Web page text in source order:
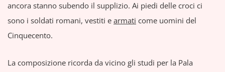
ancora stanno subendo il supplizio. Ai piedi delle croci ci
sono i soldati romani, vestiti e armati come uomini del
Cinquecento.
La composizione ricorda da vicino gli studi per la Pala